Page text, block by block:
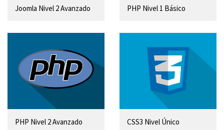
Joomla Nivel 2 Avanzado PHP Nivel 1 Básico
PHP Nivel 2 Avanzado CSS3 Nivel Único